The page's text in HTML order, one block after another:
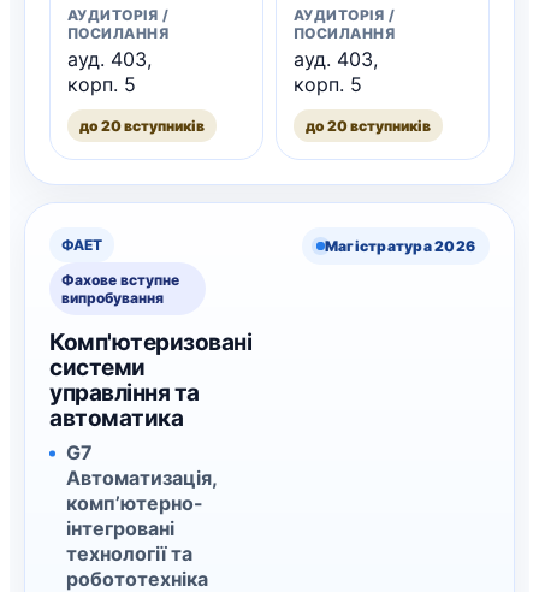
АУДИТОРІЯ /
ПОСИЛАННЯ
ауд. 403,
корп. 5
до 20 вступників
АУДИТОРІЯ /
ПОСИЛАННЯ
ауд. 403,
корп. 5
до 20 вступників
ФАЕТ
Фахове вступне
випробування
Комп'ютеризовані
системи
управління та
автоматика
G7
Автоматизація,
комп’ютерно-
інтегровані
технології та
робототехніка
Магістратура 2026